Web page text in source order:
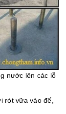
nước lên các lỗ
rót vữa vào đế,